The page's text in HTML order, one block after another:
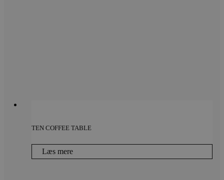
TEN COFFEE TABLE
Læs mere